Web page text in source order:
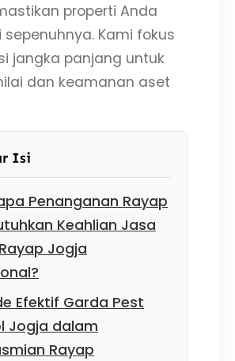
properti Anda
Kami fokus
jangka panjang untuk
dan keamanan aset
Isi
Penanganan Rayap
Keahlian Jasa
Jogja
Efektif Garda Pest
Jogja dalam
Rayap